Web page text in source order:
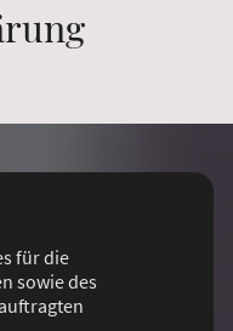
für die
sowie des